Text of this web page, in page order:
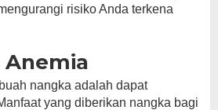
risiko Anda terkena
nangka adalah dapat
yang diberikan nangka bagi